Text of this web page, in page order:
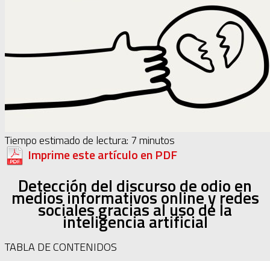
Tiempo estimado de lectura: 7minutos
Imprime este artículo en PDF
Detección del discurso de odio en
medios informativos online y redes
sociales gracias al uso de la
inteligencia artificial
TABLA DE CONTENIDOS